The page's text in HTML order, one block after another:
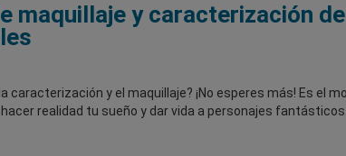
maquillaje y caracterización
caracterización y el maquillaje? ¡No esperes más! Es el
realidad tu sueño y dar vida a personajes